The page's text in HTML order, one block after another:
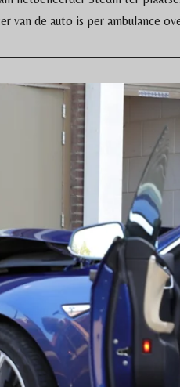
van de auto is per ambulance